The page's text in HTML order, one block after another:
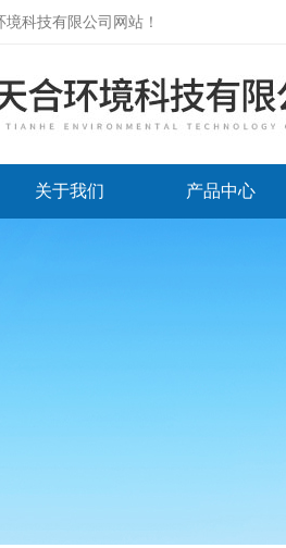
境科技有限公司网站 ！
关于我们 产品中心